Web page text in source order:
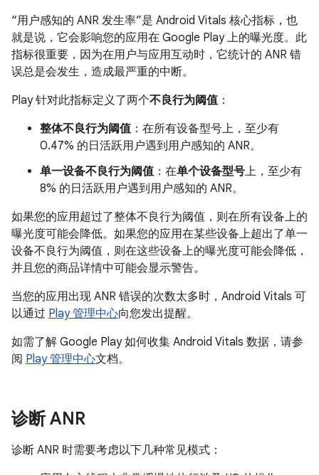
“用户感知的 ANR 发生率”是 Android Vitals 核心指标，也
就是说，它会影响您的应用在 Google Play 上的曝光度。 此
指标很重要，因为在用户与应用互动时，它统计的 ANR 错
误总是会发生，造成最严重的中断。
Play 针对此指标定义了两个不良行为阈值：
整体不良行为阈值：在所有设备型号上，至少有
0.47% 的日活跃用户遇到用户感知的 ANR。
单一设备不良行为阈值：在单个设备型号上，至少有
8% 的日活跃用户遇到用户感知的 ANR。
如果您的应用超过了整体不良行为阈值，则在所有设备上的
曝光度可能会降低。如果您的应用在某些设备上超出了单一
设备不良行为阈值，则在这些设备上的曝光度可能会降低，
并且您的商品详情中可能会显示警告。
当您的应用出现 ANR 错误的次数太多时，Android Vitals 可
以通过 Play 管理中心向您发出提醒。
如需了解 Google Play 如何收集 Android Vitals 数据，请参
阅 Play 管理中心文档。
诊断 ANR
诊断 ANR 时需要考虑以下几种常见模式：